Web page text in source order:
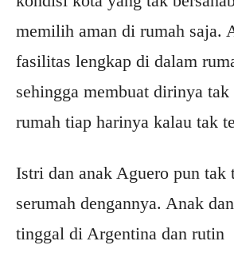
memilih aman di rumah saja.
fasilitas lengkap di dalam
sehingga membuat dirinya tak
rumah tiap harinya kalau tak
Istri dan anak Aguero pun tak
serumah dengannya. Anak
tinggal di Argentina dan rutin